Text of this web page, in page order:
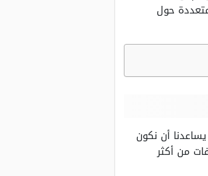
حول
أن نكون
من أكثر